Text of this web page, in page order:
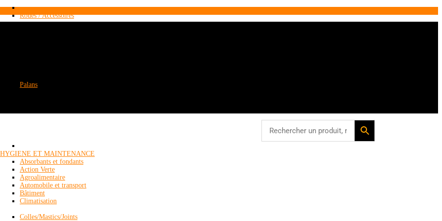
Roues / Accessoires
Palans
ET MAINTENANCE
Absorbants et fondants
Action Verte
Agroalimentaire
Automobile et transport
Bâtiment
Climatisation
Colles/Mastics/Joints